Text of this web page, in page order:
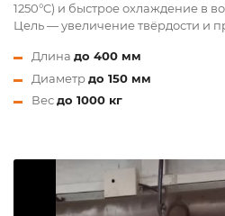
1250°C) и быстрое охлаждение в
Цель — увеличение твёрдости и
Длина до 400 мм
Диаметрдо 150 мм
Весдо 1000 кг